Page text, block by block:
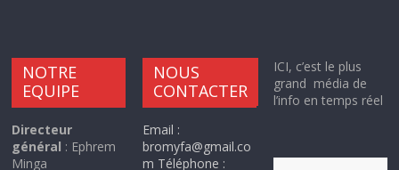
NOTRE
EQUIPE
Directeur
général : Ephrem
Minga
NOUS
CONTACTER
Email :
bromyfa@gmail.co
m Téléphone :
ICI, c’est le plus
grand média de
l’info en temps réel